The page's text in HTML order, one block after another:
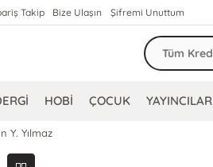
Takip Bize Ulaşın Şifremi Unuttum
HOBİ ÇOCUK YAYINCILAR
Y. Yılmaz